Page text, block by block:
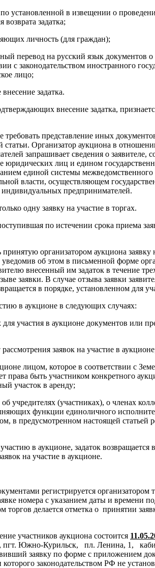
по установленной в извещении о
возврата задатка;
личность (для граждан);
перевод на русский язык документов о
с законодательством иностранного
лицо;
задатка.
внесение задатка,
требовать представление иных
статьи. Организатор аукциона в
запрашивает сведения о заявителе,
юридических лиц и едином
единой системы межведомственного
власти, осуществляющем
предпринимателей.
одну заявку на участие в торгах.
по истечении срока приема
принятую организатором аукциона
об этом в письменной форме
внесенный им задаток в течение
заявки. В случае отзыва заявки
в порядке, установленном для
в аукционе в следующих случаях:
участия в аукционе документов или
заявок на участие в
лицом, которое в соответствии с
права быть участником конкретного
участок в аренду;
учредителях (участниках), о членах
функции единоличного
в предусмотренном настоящей статьей
в аукционе, задаток возвращается
на участие в аукционе.
регистрируется организатором
номера с указанием даты и времени
торгов делается отметка о принятии
участников аукциона состоится
пгт. Южно-Курильск, пл. Ленина, 1,
заявку по форме с приложением
законодательством РФ не